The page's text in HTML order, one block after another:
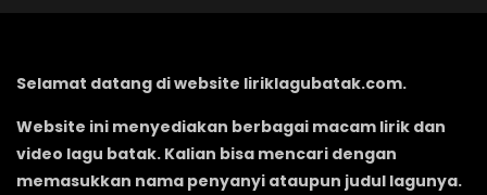
Selamat datang di website liriklagubatak.com.
Website ini menyediakan berbagai macam lirik dan
video lagu batak. Kalian bisa mencari dengan
memasukkan nama penyanyi ataupun judul lagunya.